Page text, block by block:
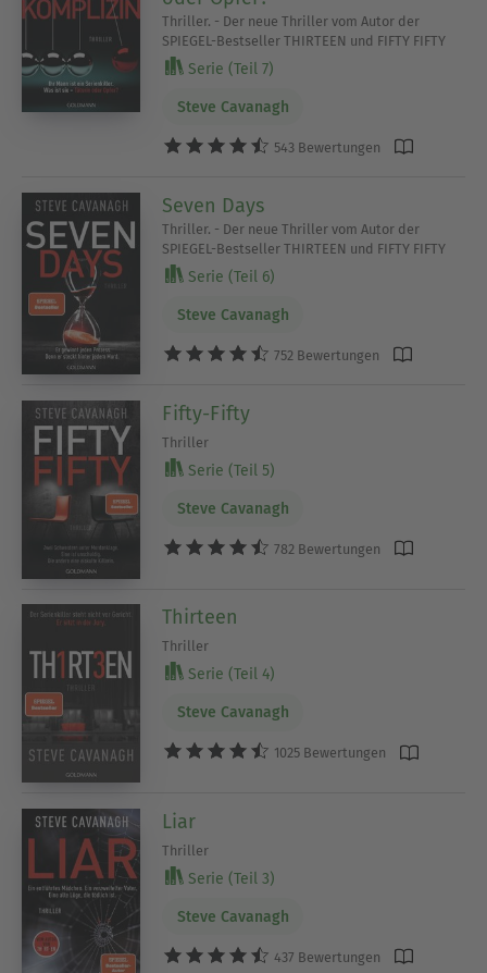
Thriller. - Der neue Thriller vom Autor der
SPIEGEL-Bestseller THIRTEEN und FIFTY FIFTY
Serie (Teil 7)
Steve Cavanagh
543 Bewertungen
Seven Days
Thriller. - Der neue Thriller vom Autor der
SPIEGEL-Bestseller THIRTEEN und FIFTY FIFTY
Serie (Teil 6)
Steve Cavanagh
752 Bewertungen
Fifty-Fifty
Thriller
Serie (Teil 5)
Steve Cavanagh
782 Bewertungen
Thirteen
Thriller
Serie (Teil 4)
Steve Cavanagh
1025 Bewertungen
Liar
Thriller
Serie (Teil 3)
Steve Cavanagh
437 Bewertungen